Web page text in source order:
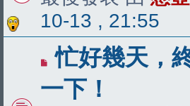
10-13 , 21:55
忙好幾天，
一下！